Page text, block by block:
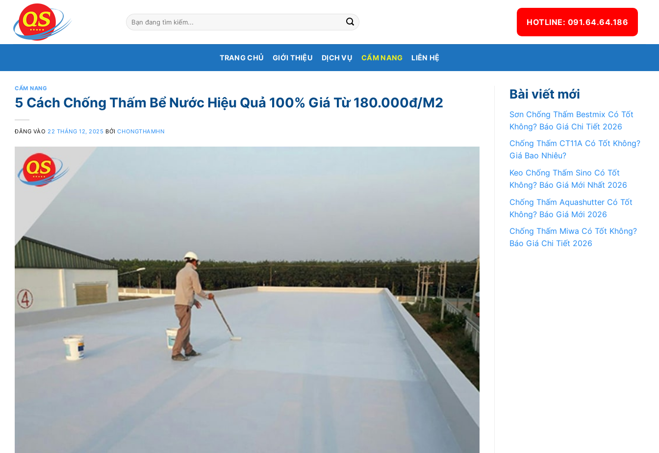
dung
HOTLINE: 091.64.64.186
TRANG CHỦ GIỚI THIỆU DỊCH VỤ CẨM NANG LIÊN HỆ
CẨM NANG
5 Cách Chống Thấm Bể Nước Hiệu Quả 100% Giá Từ 180.000đ/M2
ĐĂNG VÀO 22 THÁNG 12, 2025 BỞICHONGTHAMHN
Bài viết mới
Sơn Chống Thấm Bestmix Có Tốt
Không? Báo Giá Chi Tiết 2026
Chống Thấm CT11A Có Tốt Không?
Giá Bao Nhiêu?
Keo Chống Thấm Sino Có Tốt
Không? Báo Giá Mới Nhất 2026
Chống Thấm Aquashutter Có Tốt
Không? Báo Giá Mới 2026
Chống Thấm Miwa Có Tốt Không?
Báo Giá Chi Tiết 2026